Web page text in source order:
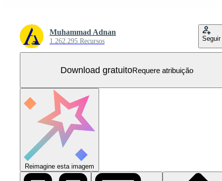
Muhammad Adnan
1.262.295 Recursos Seguir
Download gratuitoRequere atribuição
Reimagine esta imagem